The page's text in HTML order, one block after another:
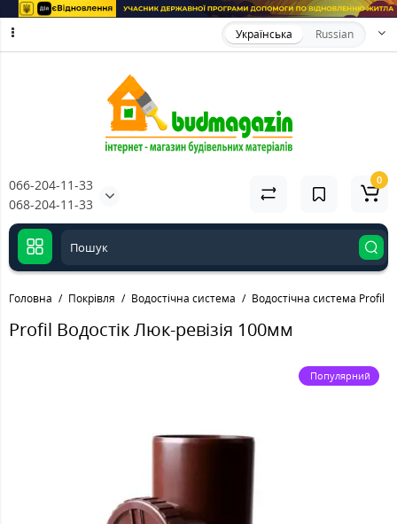
Українська Russian
066-204-11-33
068-204-11-33
0
Головна Покрівля Водостічна система Водостічна система Profil
Profil Водостік Люк-ревізія 100мм
Популярний